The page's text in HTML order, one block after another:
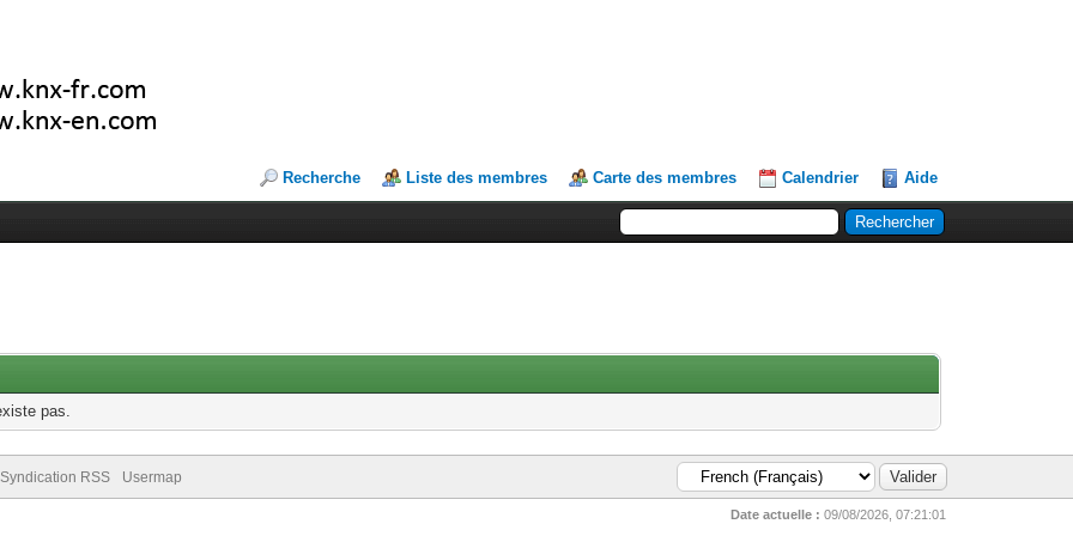
Recherche Liste des membres Carte des membres Calendrier Aide
pas.
Syndication RSS Usermap
Date actuelle : 09/08/2026, 07:21:01